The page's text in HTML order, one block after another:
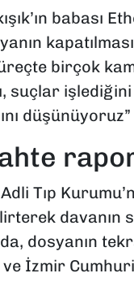
babası
birçok
suçlar
Adli Tıp
davanın
dosyanın
ve İzmir